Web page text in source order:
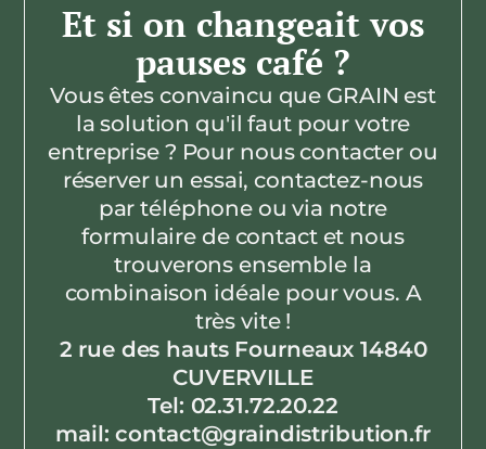
Et si on changeait vos
pauses café ?
Vous êtes convaincu que GRAIN est
la solution qu'il faut pour votre
entreprise ? Pour nous contacter ou
réserver un essai, contactez-nous
par téléphone ou via notre
formulaire de contact et nous
trouverons ensemble la
combinaison idéale pour vous. A
très vite !
2 rue des hauts Fourneaux 14840
CUVERVILLE
Tel: 02.31.72.20.22
mail: contact@graindistribution.fr